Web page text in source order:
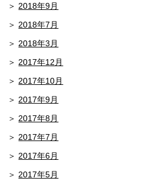
2018年9月
2018年7月
2018年3月
2017年12月
2017年10月
2017年9月
2017年8月
2017年7月
2017年6月
2017年5月